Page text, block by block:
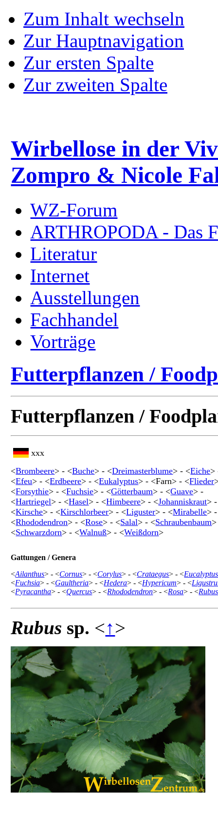
Zum Inhalt wechseln
Zur Hauptnavigation
Zur ersten Spalte
Zur zweiten Spalte
Wirbellose in der
Zompro & Nicole
WZ-Forum
ARTHROPODA - Das
Literatur
Internet
Ausstellungen
Fachhandel
Vorträge
Futterpflanzen /
Futterpflanzen /
xxx
<Brombeere> - <Buche> - <Dreimasterblume> - <Eiche>
<Efeu> - <Erdbeere> - <Eukalyptus> - <Farn> - <Flieder
<Forsythie> - <Fuchsie> - <Götterbaum> - <Guave> -
<Hartriegel> - <Hasel> - <Himbeere> - <Johanniskraut> -
<Kirsche> - <Kirschlorbeer> - <Liguster> - <Mirabelle> -
<Rhododendron> - <Rose> - <Salal> - <Schraubenbaum
<Schwarzdorn> - <Walnuß> - <Weißdorn>
Gattungen / Genera
<Ailanthus> - <Cornus> - <Corylus> - <Crataegus> - <Eucalyptus
<Fuchsia> - <Gaultheria> - <Hedera> - <Hypericum> - <
<Pyracantha> - <Quercus> - <Rhododendron> - <Rosa> - <Rubus
Rubus sp. <↑>